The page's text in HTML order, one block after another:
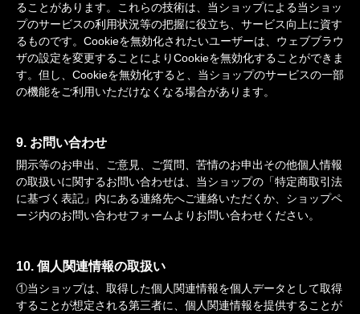
ることがあります。これらの技術は、当ショップによる当ショッ
プのサービスの利用状況等の把握に役立ち、サービス向上に資す
るものです。Cookieを無効化されたいユーザーは、ウェブブラウ
ザの設定を変更することによりCookieを無効化することができま
す。但し、Cookieを無効化すると、当ショップのサービスの一部
の機能をご利用いただけなくなる場合があります。
9. お問い合わせ
開示等のお申出、ご意見、ご質問、苦情のお申出その他個人情報
の取扱いに関するお問い合わせは、当ショップの「特定商取引法
に基づく表記」内にある連絡先へご連絡いただくか、ショップペ
ージ内のお問い合わせフォームよりお問い合わせください。
10. 個人関連情報の取扱い
①当ショップは、取得した個人関連情報を個人データとして取得
することが想定される第三者に、個人関連情報を提供することが